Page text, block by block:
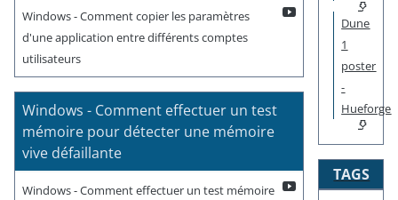
Windows - Comment copier les paramètres
d'une application entre différents comptes
utilisateurs
Windows - Comment effectuer un test
mémoire pour détecter une mémoire
vive défaillante
Windows - Comment effectuer un test mémoire
Dune
1
poster
-
Hueforge
TAGS